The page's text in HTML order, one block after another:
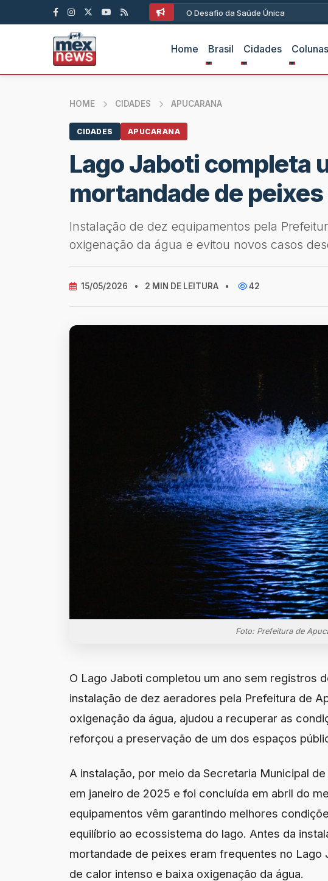
O Desafio da Saúde Única
Home Brasil Cidades Colunas
HOME CIDADES APUCARANA
CIDADES APUCARANA
Lago Jaboti completa
mortandade de
Instalação de dez equipamentos pela
oxigenação da água e evitou novos casos
15/05/2026 • 2 MIN DE LEITURA • 42
Foto: Prefeitura de
O Lago Jaboti completou um ano sem registros
instalação de dez aeradores pela Prefeitura de
oxigenação da água, ajudou a recuperar as
reforçou a preservação de um dos espaços
A instalação, por meio da Secretaria Municipal
em janeiro de 2025 e foi concluída em abril do
equipamentos vêm garantindo melhores
equilíbrio ao ecossistema do lago. Antes da
mortandade de peixes eram frequentes no
de calor intenso e baixa oxigenação da água.